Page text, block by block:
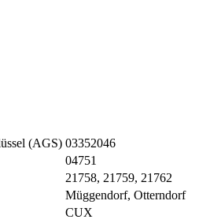
(AGS) 03352046
04751
21758, 21759, 21762
Müggendorf, Otterndorf
CUX